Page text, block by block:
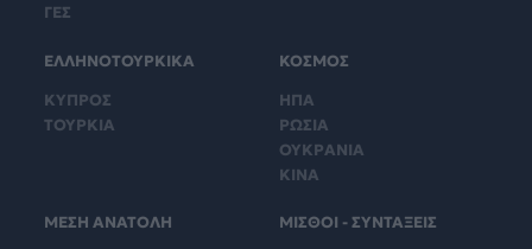
ΓΕΣ
ΕΛΛΗΝΟΤΟΥΡΚΙΚΑ
ΚΥΠΡΟΣ
ΤΟΥΡΚΙΑ
ΚΟΣΜΟΣ
ΗΠΑ
ΡΩΣΙΑ
ΟΥΚΡΑΝΙΑ
ΚΙΝΑ
ΜΕΣΗ ΑΝΑΤΟΛΗ
ΜΙΣΘΟΙ - ΣΥΝΤΑΞΕΙΣ